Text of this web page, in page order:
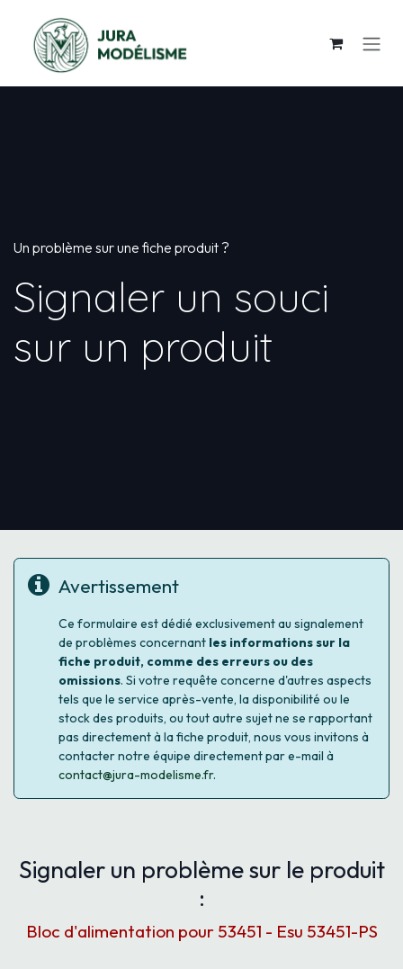
Un problème sur une fiche produit ?
Signaler un souci
sur un produit
Avertissement
Ce formulaire est dédié exclusivement au signalement
de problèmes concernant les informations sur la
fiche produit, comme des erreurs ou des
omissions. Si votre requête concerne d'autres aspects
tels que le service après-vente, la disponibilité ou le
stock des produits, ou tout autre sujet ne se rapportant
pas directement à la fiche produit, nous vous invitons à
contacter notre équipe directement par e-mail à
contact@jura-modelisme.fr.
Signaler un problème sur le produit
:
Bloc d'alimentation pour 53451 - Esu 53451-PS